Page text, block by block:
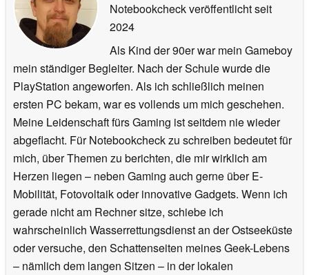
Notebookcheck veröffentlichtseit
2024
Als Kind der 90er war mein Gameboy
mein ständiger Begleiter. Nach der Schule wurde die
PlayStation angeworfen. Als ich schließlich meinen
ersten PC bekam, war es vollends um mich geschehen.
Meine Leidenschaft fürs Gaming ist seitdem nie wieder
abgeflacht. Für Notebookcheck zu schreiben bedeutet für
mich, über Themen zu berichten, die mir wirklich am
Herzen liegen – neben Gaming auch gerne über E-
Mobilität, Fotovoltaik oder innovative Gadgets. Wenn ich
gerade nicht am Rechner sitze, schiebe ich
wahrscheinlich Wasserrettungsdienst an der Ostseeküste
oder versuche, den Schattenseiten meines Geek-Lebens
– nämlich dem langen Sitzen – in der lokalen